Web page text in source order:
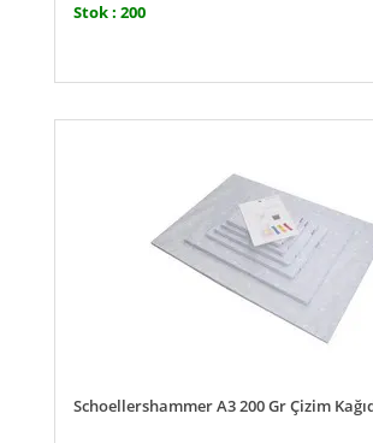
Stok : 200
Schoellershammer A3 200 Gr Çizim